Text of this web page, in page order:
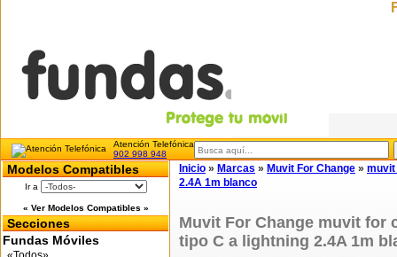
Atención Telefónica
902 998 948
Modelos Compatibles
Ir a
« Ver Modelos Compatibles »
Secciones
Fundas Móviles
Inicio » Marcas » Muvit For Change » muvit
2.4A 1m blanco
Muvit For Change muvit for
tipo C a lightning 2.4A 1m